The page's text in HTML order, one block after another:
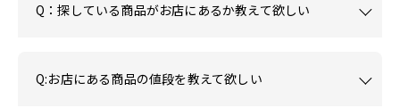
Q：探している商品がお店にあるか教えて欲しい
Q:お店にある商品の値段を教えて欲しい